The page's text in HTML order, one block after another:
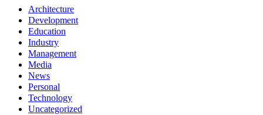
Architecture
Development
Education
Industry
Management
Media
News
Personal
Technology
Uncategorized